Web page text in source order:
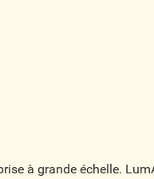
à grande échelle.